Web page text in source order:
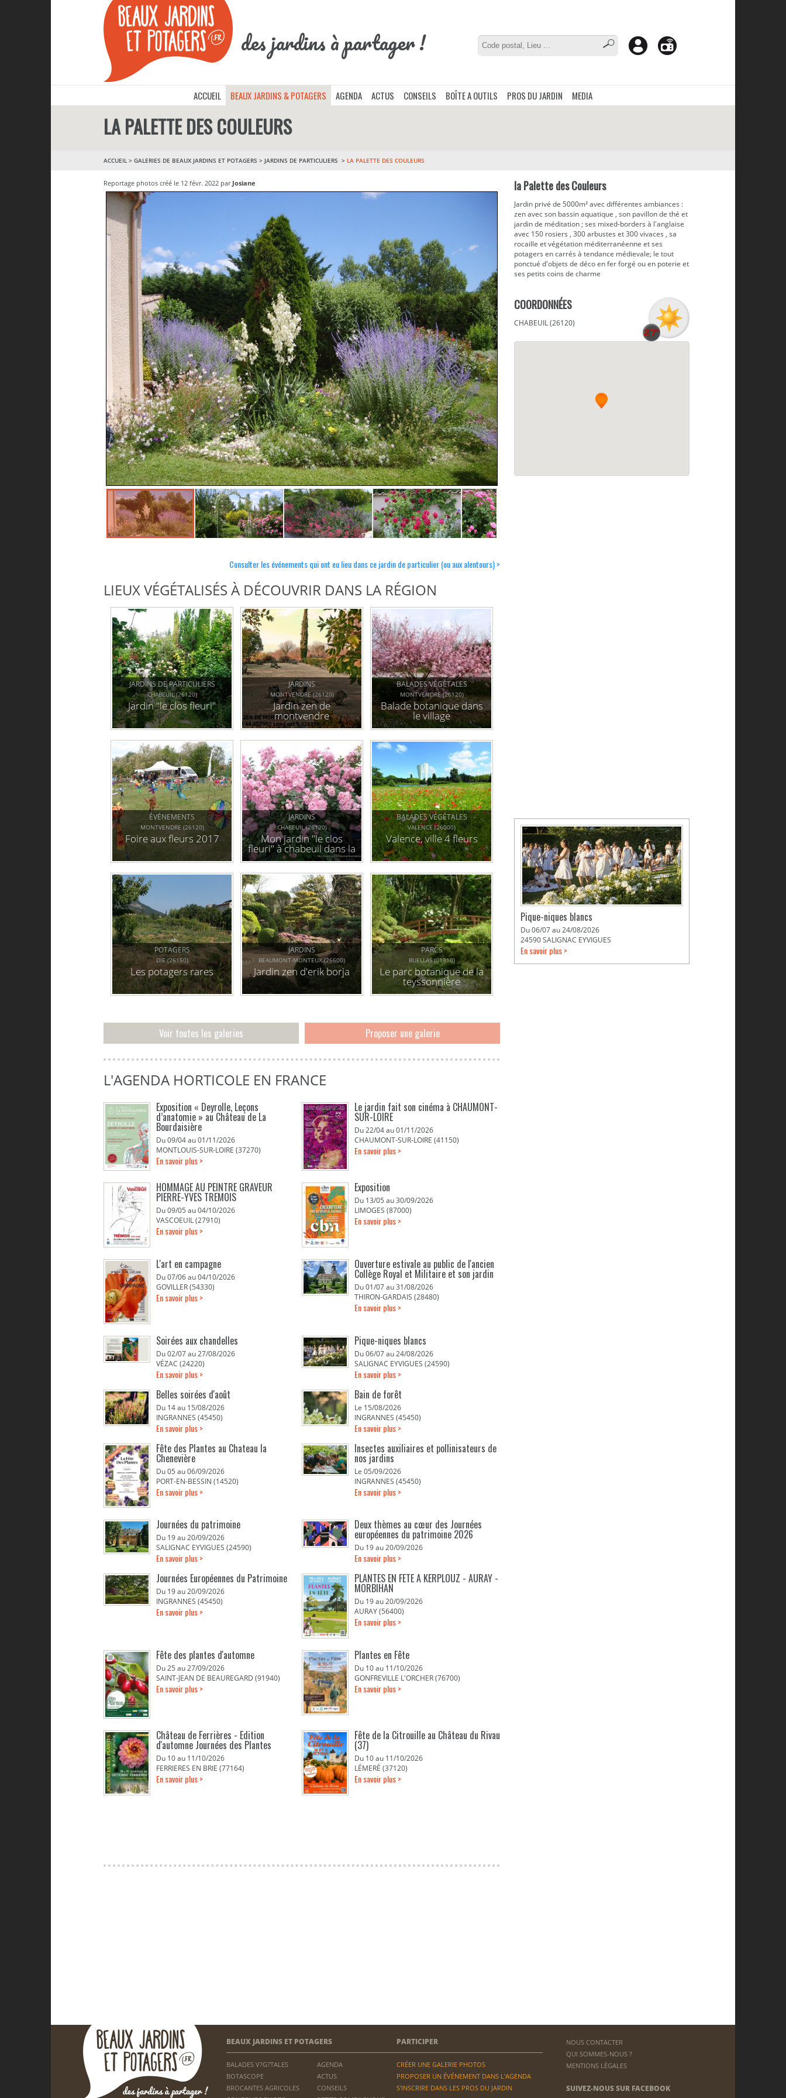
des jardins à partager !
ACCUEIL BEAUX JARDINS & POTAGERS AGENDA ACTUS CONSEILS BOÎTE A OUTILS PROS DU JARDIN MEDIA
LA PALETTE DES COULEURS
ACCUEIL > GALERIES DE BEAUX JARDINS ET POTAGERS > JARDINS DE PARTICULIERS LA PALETTE DES COULEURS
Reportage photos créé le 12 févr. 2022 par Josiane la Palette des Couleurs
Jardin privé de 5000m² avec différentes ambiances :
zen avec son bassin aquatique , son pavillon de thé et
jardin de méditation ; ses mixed-borders à l'anglaise
avec 150 rosiers , 300 arbustes et 300 vivaces , sa
rocaille et végétation méditerranéenne et ses
potagers en carrés à tendance médievale; le tout
ponctué d'objets de déco en fer forgé ou en poterie et
ses petits coins de charme
COORDONNÉES
CHABEUIL (26120)
Consulter les événements qui ont eu lieu dans ce jardin de particulier (ou aux alentours) >
LIEUX VÉGÉTALISÉS À DÉCOUVRIR DANS LA RÉGION
JARDINS DE PARTICULIERS
CHABEUIL (26120)
Jardin "le clos fleuri"
JARDINS
MONTVENDRE (26120)
Jardin zen de
montvendre
BALADES VÉGÉTALES
MONTVENDRE (26120)
Balade botanique dans
le village
ÉVÉNEMENTS
MONTVENDRE (26120)
Foire aux fleurs 2017
JARDINS
CHABEUIL (26120)
Mon jardin "le clos
fleuri" à chabeuil dans la
drôme
BALADES VÉGÉTALES
VALENCE (26000)
Valence, ville 4 fleurs
POTAGERS
DIE (26150)
Les potagers rares
JARDINS
BEAUMONT-MONTEUX (26600)
Jardin zen d'erik borja
PARCS
BUELLAS (01310)
Le parc botanique de la
teyssonnière
Voir toutes les galeries Proposer une galerie
L'AGENDA HORTICOLE EN FRANCE
Exposition « Deyrolle, Leçons
d’anatomie » au Château de La
Bourdaisière
Du 09/04 au 01/11/2026
MONTLOUIS-SUR-LOIRE (37270)
En savoir plus >
Le jardin fait son cinéma à CHAUMONT-
SUR-LOIRE
Du 22/04 au 01/11/2026
CHAUMONT-SUR-LOIRE (41150)
En savoir plus >
HOMMAGE AU PEINTRE GRAVEUR
PIERRE-YVES TREMOIS
Du 09/05 au 04/10/2026
VASCOEUIL (27910)
En savoir plus >
Exposition
Du 13/05 au 30/09/2026
LIMOGES (87000)
En savoir plus >
L'art en campagne
Du 07/06 au 04/10/2026
GOVILLER (54330)
En savoir plus >
Ouverture estivale au public de l'ancien
Collège Royal et Militaire et son jardin
Du 01/07 au 31/08/2026
THIRON-GARDAIS (28480)
En savoir plus >
Soirées aux chandelles
Du 02/07 au 27/08/2026
VÉZAC (24220)
En savoir plus >
Pique-niques blancs
Du 06/07 au 24/08/2026
SALIGNAC EYVIGUES (24590)
En savoir plus >
Belles soirées d'août
Du 14 au 15/08/2026
INGRANNES (45450)
En savoir plus >
Bain de forêt
Le 15/08/2026
INGRANNES (45450)
En savoir plus >
Fête des Plantes au Chateau la
Chenevière
Du 05 au 06/09/2026
PORT-EN-BESSIN (14520)
En savoir plus >
Insectes auxiliaires et pollinisateurs de
nos jardins
Le 05/09/2026
INGRANNES (45450)
En savoir plus >
Journées du patrimoine
Du 19 au 20/09/2026
SALIGNAC EYVIGUES (24590)
En savoir plus >
Deux thèmes au cœur des Journées
européennes du patrimoine 2026
Du 19 au 20/09/2026
En savoir plus >
Journées Européennes du Patrimoine
Du 19 au 20/09/2026
INGRANNES (45450)
En savoir plus >
PLANTES EN FETE A KERPLOUZ - AURAY -
MORBIHAN
Du 19 au 20/09/2026
AURAY (56400)
En savoir plus >
Fête des plantes d'automne
Du 25 au 27/09/2026
SAINT-JEAN DE BEAUREGARD (91940)
En savoir plus >
Plantes en Fête
Du 10 au 11/10/2026
GONFREVILLE L'ORCHER (76700)
En savoir plus >
Château de Ferrières - Edition
d'automne Journées des Plantes
Du 10 au 11/10/2026
FERRIERES EN BRIE (77164)
En savoir plus >
Fête de la Citrouille au Château du Rivau
(37)
Du 10 au 11/10/2026
LÉMERÉ (37120)
En savoir plus >
Pique-niques blancs
Du 06/07 au 24/08/2026
24590 SALIGNAC EYVIGUES
En savoir plus >
BEAUX JARDINS ET POTAGERS
BALADES V?G?TALES
BOTASCOPE
BROCANTES AGRICOLES
AGENDA
ACTUS
CONSEILS
PARTICIPER
CRÉER UNE GALERIE PHOTOS
PROPOSER UN ÉVÉNEMENT DANS L'AGENDA
S'INSCRIRE DANS LES PROS DU JARDIN
NOUS CONTACTER
QUI SOMMES-NOUS ?
MENTIONS LÉGALES
SUIVEZ-NOUS SUR FACEBOOK